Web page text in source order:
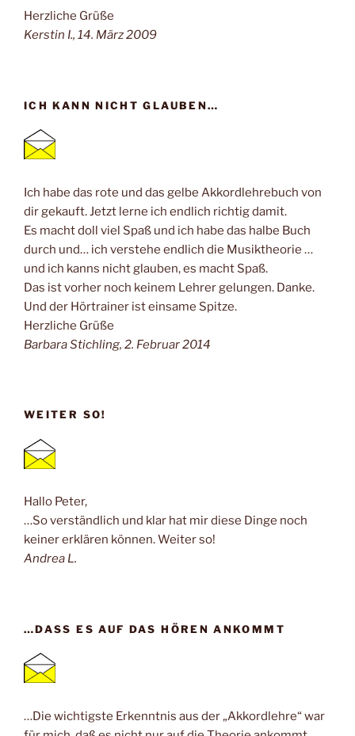
Herzliche Grüße
Kerstin I., 14. März 2009
ICH KANN NICHT GLAUBEN…
Ich habe das rote und das gelbe Akkordlehrebuch von
dir gekauft. Jetzt lerne ich endlich richtig damit.
Es macht doll viel Spaß und ich habe das halbe Buch
durch und… ich verstehe endlich die Musiktheorie …
und ich kanns nicht glauben, es macht Spaß.
Das ist vorher noch keinem Lehrer gelungen. Danke.
Und der Hörtrainer ist einsame Spitze.
Herzliche Grüße
Barbara Stichling, 2. Februar 2014
WEITER SO!
Hallo Peter,
…So verständlich und klar hat mir diese Dinge noch
keiner erklären können. Weiter so!
Andrea L.
…DASS ES AUF DAS HÖREN ANKOMMT
…Die wichtigste Erkenntnis aus der „Akkordlehre“ war